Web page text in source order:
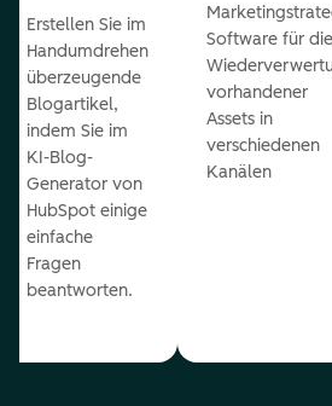
Erstellen Sie im
Handumdrehen
überzeugende
Blogartikel,
indem Sie im
KI-Blog-
Generator von
HubSpot einige
einfache
Fragen
beantworten.
Software für die
vorhandener
Assets in
verschiedenen
Kanälen